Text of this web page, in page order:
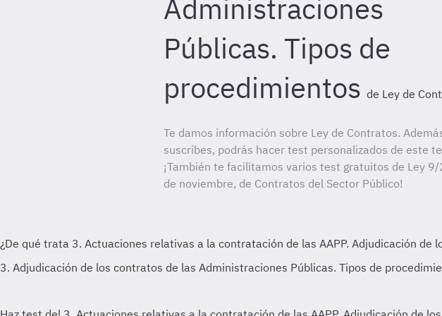
Administraciones
Públicas. Tipos de
procedimientos de Ley de
Te damos información sobre Ley de Contratos.
suscribes, podrás hacer test personalizados de este
¡También te facilitamos varios test gratuitos de Ley
de noviembre, de Contratos del Sector Público!